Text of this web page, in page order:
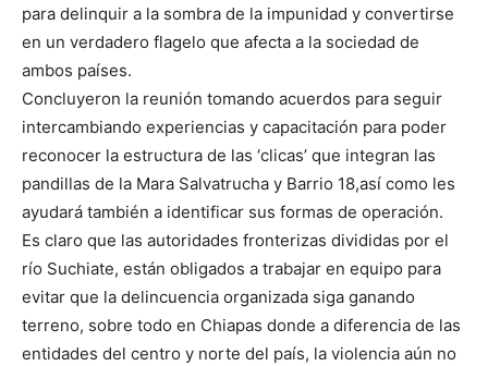
para delinquir a la sombra de la impunidad y convertirse
en un verdadero flagelo que afecta a la sociedad de
ambos países.
Concluyeron la reunión tomando acuerdos para seguir
intercambiando experiencias y capacitación para poder
reconocer la estructura de las ‘clicas’ que integran las
pandillas de la Mara Salvatrucha y Barrio 18,así como les
ayudará también a identificar sus formas de operación.
Es claro que las autoridades fronterizas divididas por el
río Suchiate, están obligados a trabajar en equipo para
evitar que la delincuencia organizada siga ganando
terreno, sobre todo en Chiapas donde a diferencia de las
entidades del centro y norte del país, la violencia aún no